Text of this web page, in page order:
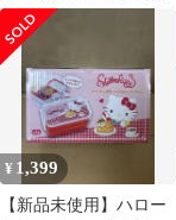
ーサイズお弁当箱
¥ 1,399
【新品未使用】ハロー